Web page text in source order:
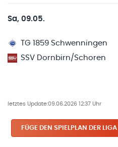
Sa, 09.05.
TG 1859 Schwenningen
SSV Dornbirn/Schoren
letztes Update:09.06.2026 12:37 Uhr
FÜGE DEN SPIELPLAN DER LIGA